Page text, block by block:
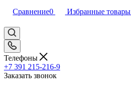
Сравнение0 Избранные товары
Телефоны
+7 391 215-216-9
Заказать звонок